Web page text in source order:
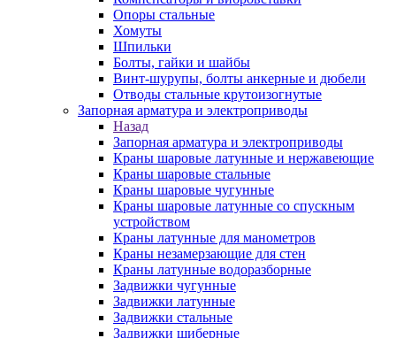
Опоры стальные
Хомуты
Шпильки
Болты, гайки и шайбы
Винт-шурупы, болты анкерные и дюбели
Отводы стальные крутоизогнутые
Запорная арматура и электроприводы
Назад
Запорная арматура и электроприводы
Краны шаровые латунные и нержавеющие
Краны шаровые стальные
Краны шаровые чугунные
Краны шаровые латунные со спускным
устройством
Краны латунные для манометров
Краны незамерзающие для стен
Краны латунные водоразборные
Задвижки чугунные
Задвижки латунные
Задвижки стальные
Задвижки шиберные